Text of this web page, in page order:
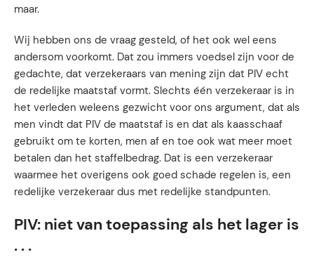
maar.
Wij hebben ons de vraag gesteld, of het ook wel eens
andersom voorkomt. Dat zou immers voedsel zijn voor de
gedachte, dat verzekeraars van mening zijn dat PIV echt
de redelijke maatstaf vormt. Slechts één verzekeraar is in
het verleden weleens gezwicht voor ons argument, dat als
men vindt dat PIV de maatstaf is en dat als kaasschaaf
gebruikt om te korten, men af en toe ook wat meer moet
betalen dan het staffelbedrag. Dat is een verzekeraar
waarmee het overigens ook goed schade regelen is, een
redelijke verzekeraar dus met redelijke standpunten.
PIV: niet van toepassing als het lager is
. . .